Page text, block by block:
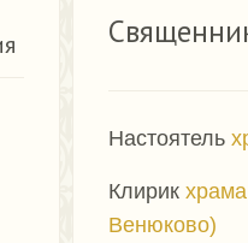
Настоятель
Клирик
Венюково)